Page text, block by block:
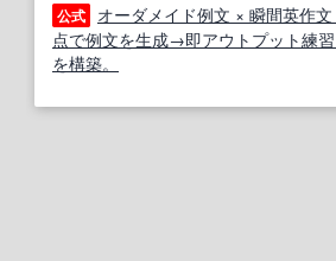
公式
オーダメイド例文 × 瞬間英作
点で例文を生成→即アウトプット練
を構築。